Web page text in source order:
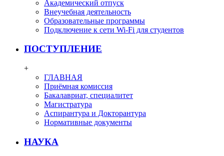
Академический отпуск
Внеучебная деятельность
Образовательные программы
Подключение к сети Wi-Fi для студентов
ПОСТУПЛЕНИЕ
+
ГЛАВНАЯ
Приёмная комиссия
Бакалавриат, специалитет
Магистратура
Аспирантура и Докторантура
Нормативные документы
НАУКА